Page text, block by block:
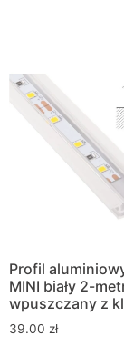
Profil
MINI biały 2-
wpuszczany z
39.00 zł